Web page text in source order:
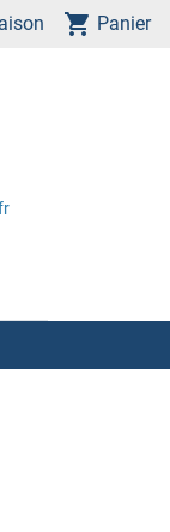
Panier